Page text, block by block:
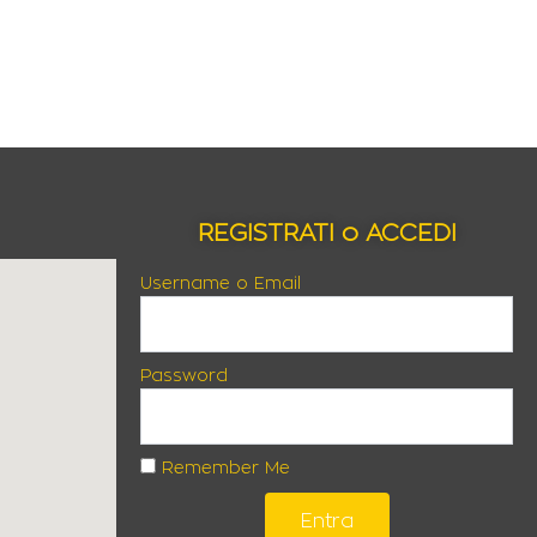
REGISTRATI o ACCEDI
Username o Email
Password
Remember Me
Entra